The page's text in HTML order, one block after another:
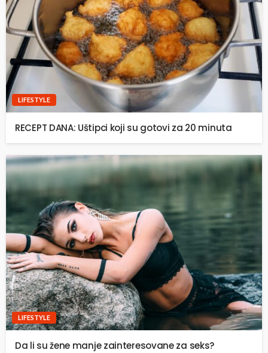
LIFESTYLE
RECEPT DANA: Uštipci koji su gotovi za 20 minuta
LIFESTYLE
Da li su žene manje zainteresovane za seks?